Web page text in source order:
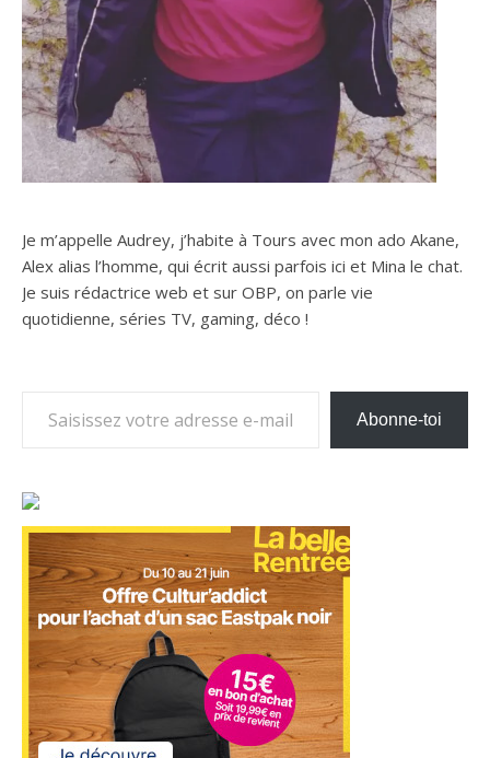
Je m’appelle Audrey, j’habite à Tours avec mon ado Akane,
Alex alias l’homme, qui écrit aussi parfois ici et Mina le chat.
Je suis rédactrice web et sur OBP, on parle vie
quotidienne, séries TV, gaming, déco !
Abonne-toi